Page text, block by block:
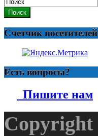
Поиск
Счетчик посетителей
Есть вопросы?
Пишите нам
Copyright